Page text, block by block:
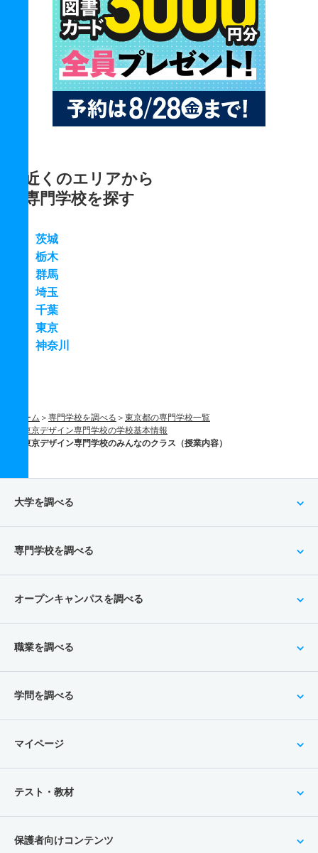
近くのエリアから
専門学校を探す
茨城
栃木
群馬
埼玉
千葉
東京
神奈川
ホーム 専門学校を調べる
東京都の専門学校一覧
東京デザイン専門学校の学校基本情報
東京デザイン専門学校のみんなのクラス（授業内容）
大学を調べる
専門学校を調べる
オープンキャンパスを調べる
職業を調べる
学問を調べる
マイページ
テスト・教材
保護者向けコンテンツ